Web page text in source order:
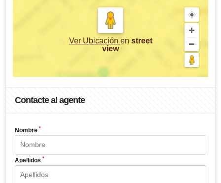
Ver Ubicación en street
view
Contacte al agente
Nombre *
Apellidos *